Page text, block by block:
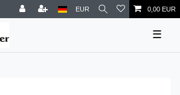
EUR 0,00 EUR
☰